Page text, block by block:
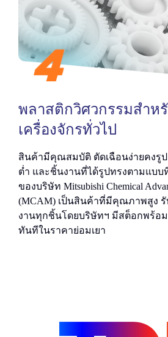
พลาสติกวิศวกรรมสำห
เครื่องจักรทั่วไป
สินค้ามีคุณสมบัติ ตัดเฉือนง่ายคงรูป
ต่ำ และชิ้นงานที่ได้รูปทรงตามแบ
ของบริษัท Mitsubishi Chemical
(MCAM) เป็นสินค้าที่มีคุณภาพสูง
งานทุกชิ้นโดยบริษัทฯ มีสต็อกพร้อ
ทันทีในราคาย่อมเยา